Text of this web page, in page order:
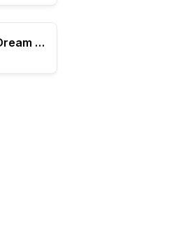
Little Nemo: The Dream Master